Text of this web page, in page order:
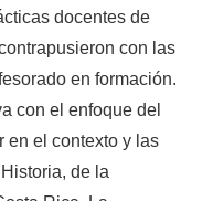
docentes de
con las
en formación.
con el enfoque del
en el contexto y las
de la